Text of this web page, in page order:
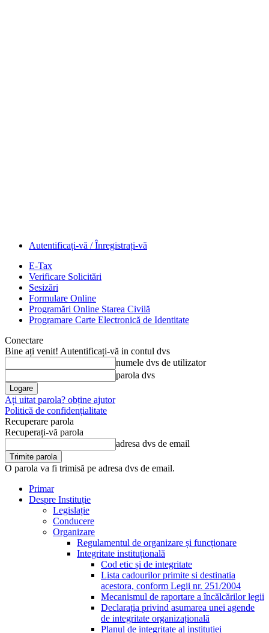
Autentificați-vă / Înregistrați-vă
E-Tax
Verificare Solicitări
Sesizări
Formulare Online
Programări Online Starea Civilă
Programare Carte Electronică de Identitate
Conectare
Bine ați venit! Autentificați-vă in contul dvs
numele dvs de utilizator
parola dvs
Ați uitat parola? obține ajutor
Politică de confidențialitate
Recuperare parola
Recuperați-vă parola
adresa dvs de email
O parola va fi trimisă pe adresa dvs de email.
Primar
Despre Instituție
Legislație
Conducere
Organizare
Regulamentul de organizare și funcționare
Integritate instituțională
Cod etic și de integritate
Lista cadourilor primite si destinatia
acestora, conform Legii nr. 251/2004
Mecanismul de raportare a încălcărilor legii
Declarația privind asumarea unei agende
de integritate organizațională
Planul de integritate al instituției